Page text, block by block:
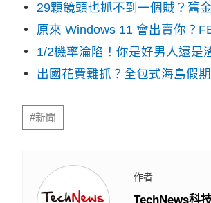
29顆鏡頭也抓不到一個賊？舊
原來 Windows 11 會出賣你？
1/2機率淪陷！你是好男人還是
出國花費難抓？全包式海島假
#新聞
作者
TechNews科